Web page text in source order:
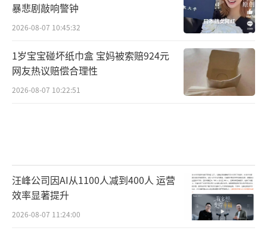
暴悲剧敲响警钟
2026-08-07 10:45:32
1岁宝宝碰坏纸巾盒 宝妈被索赔924元
网友热议赔偿合理性
2026-08-07 10:22:51
汪峰公司因AI从1100人减到400人 运营
效率显著提升
2026-08-07 11:24:00